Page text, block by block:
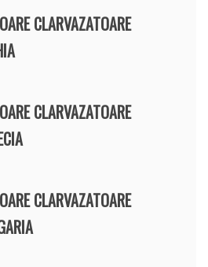
CLARVAZATOARE
CLARVAZATOARE
CLARVAZATOARE